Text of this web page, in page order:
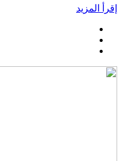
إقرأ المزيد